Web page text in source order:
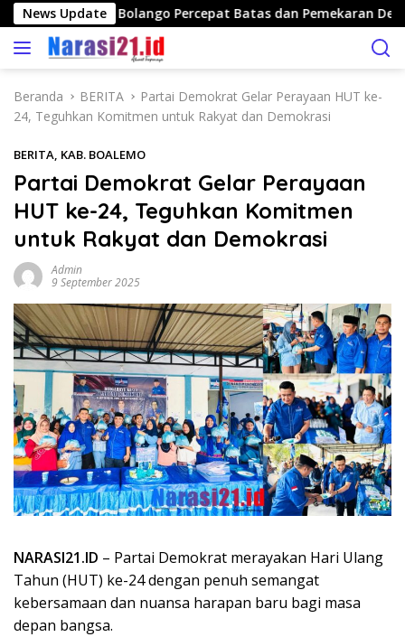
a
News Update
Publik, Bone Bolango Percepat Batas dan Pemekaran Desa
Beranda BERITA
Partai Demokrat Gelar Perayaan HUT ke-
24, Teguhkan Komitmen untuk Rakyat dan Demokrasi
BERITA, KAB. BOALEMO
Partai Demokrat Gelar Perayaan
HUT ke-24, Teguhkan Komitmen
untuk Rakyat dan Demokrasi
Admin
9 September 2025
NARASI21.ID – Partai Demokrat merayakan Hari Ulang
Tahun (HUT) ke-24 dengan penuh semangat
kebersamaan dan nuansa harapan baru bagi masa
depan bangsa.